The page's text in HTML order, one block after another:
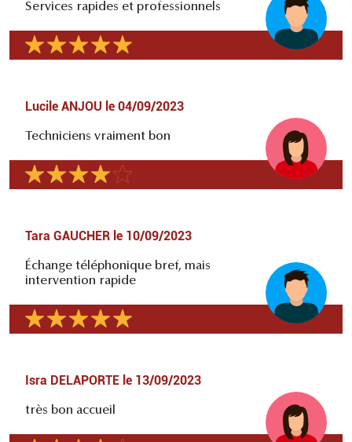
Services rapides et professionnels
Lucile ANJOU le 04/09/2023
Techniciens vraiment bon
Tara GAUCHER le 10/09/2023
Échange téléphonique bref, mais
intervention rapide
Isra DELAPORTE le 13/09/2023
très bon accueil